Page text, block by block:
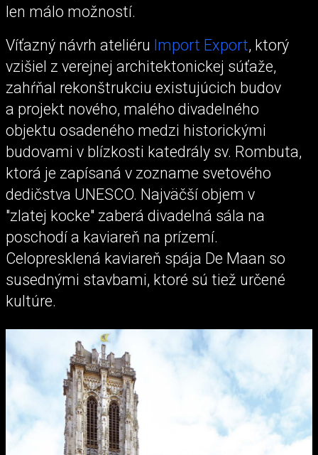
len málo možností.
Víťazný návrh ateliéru Import Export, ktorý
vzišiel z verejnej architektonickej súťaže,
zahŕňal rekonštrukciu existujúcich budov
a projekt nového, malého divadelného
objektu osadeného medzi historickými
budovami v blízkosti katedrály sv. Rombuta,
ktorá je zapísaná v zozname svetového
dedičstva UNESCO. Najväčší objem v
"zlatej kocke" zaberá divadelná sála na
poschodí a kaviareň na prízemí.
Celopresklená kaviareň spája De Maan so
susednými stavbami, ktoré sú tiež určené
kultúre.